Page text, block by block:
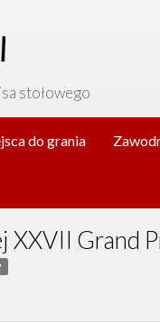
stołowego
do grania
XXVII Grand